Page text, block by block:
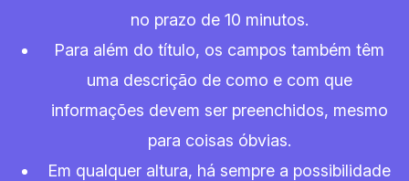
no prazo de 10 minutos.
Para além do título, os campos também têm
uma descrição de como e com que
informações devem ser preenchidos, mesmo
para coisas óbvias.
Em qualquer altura, há sempre a possibilidade